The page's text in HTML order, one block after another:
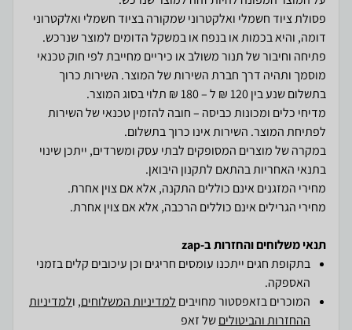
פסולת ציוד חשמלי ואלקטרוני שמקורה בציוד חשמלי ואלקטרוני
פתיחה וחיבור של תנור משולב או כיריים מחייבת לפי חוק טכנאי
מוסמך ותהיה דרך חברת השירות של המוצר. השירות כרוך
מדיחי כלים ומכונות כביסה – חובה להזמין טכנאי של השירות
במקרה של מוצרים המסופקים לבתי עסק ומשרדים, ייתכן שינוי
מחירי הגרילים אינם כוללים הרכבה, אלא אם צוין אחרת.
תנאי משלוחים והחזרות ב-zap
בתקופת חגים ייתכנו עומסים חריגים וכן עיכובים קלים בזמני
האספקה.
המוכרים בזאפסטור מחויבים למדיניות המשלוחים, ולמדיניות
ההחזרות והביטוליםשל זאפ